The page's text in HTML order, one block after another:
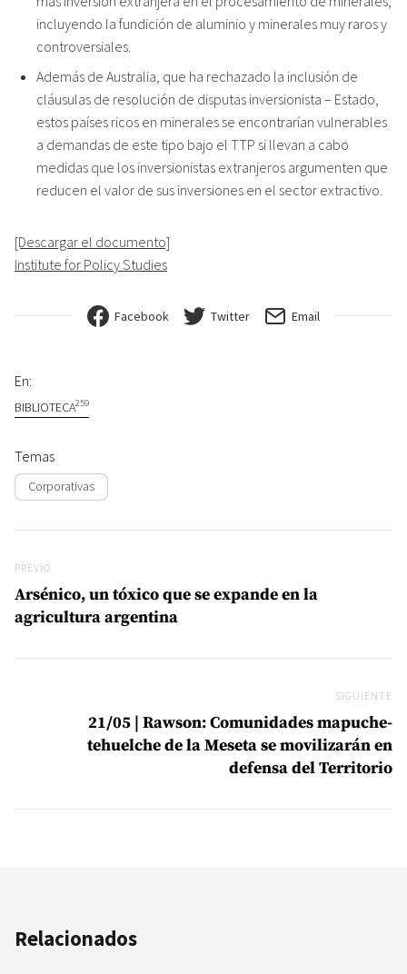
incluyendo la fundición de aluminio y minerales muy raros y
controversiales.
Además de Australia, que ha rechazado la inclusión de
cláusulas de resolución de disputas inversionista – Estado,
estos países ricos en minerales se encontrarían vulnerables
a demandas de este tipo bajo el TTP si llevan a cabo
medidas que los inversionistas extranjeros argumenten que
reducen el valor de sus inversiones en el sector extractivo.
[Descargar el documento]
Institute for Policy Studies
Facebook Twitter Email
En:
BIBLIOTECA259
Temas
Corporativas
Previo
PREVIO
Arsénico, un tóxico que se expande en la
agricultura argentina
SIGUIENTE
21/05 | Rawson: Comunidades mapuche-
tehuelche de la Meseta se movilizarán en
defensa del Territorio
Relacionados